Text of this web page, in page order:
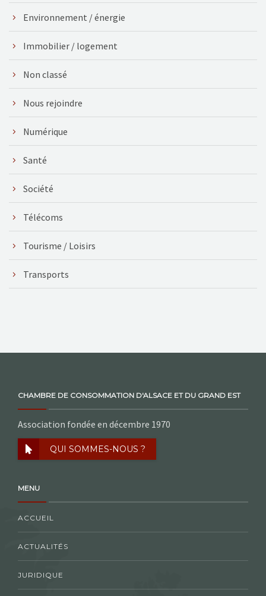
Environnement / énergie
Immobilier / logement
Non classé
Nous rejoindre
Numérique
Santé
Société
Télécoms
Tourisme / Loisirs
Transports
CHAMBRE DE CONSOMMATION D'ALSACE ET DU GRAND EST
Association fondée en décembre 1970
QUI SOMMES-NOUS ?
MENU
ACCUEIL
ACTUALITÉS
JURIDIQUE